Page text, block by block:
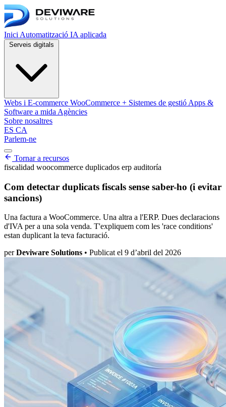
Inici Automatització IA aplicada
Webs i E-commerce WooCommerce + Sistemes de gestió Apps &
Software a mida Agències
Sobre nosaltres
ES CA
Parlem-ne
Obrir menú de navegació
Tornar a recursos
fiscalidad woocommerce duplicados erp auditoría
Com detectar duplicats fiscals sense saber-ho (i evitar
sancions)
Una factura a WooCommerce. Una altra a l'ERP. Dues declaracions
d'IVA per a una sola venda. T'expliquem com les 'race conditions'
estan duplicant la teva facturació.
perDeviware Solutions • Publicat el 9 d’abril del 2026